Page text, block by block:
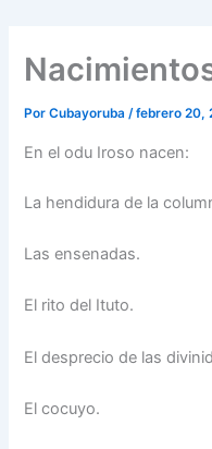
PorCubayoruba/febrero 20,
En el odu Iroso nacen:
La hendidura de la
Las ensenadas.
El rito del Ituto.
El desprecio de las
El cocuyo.